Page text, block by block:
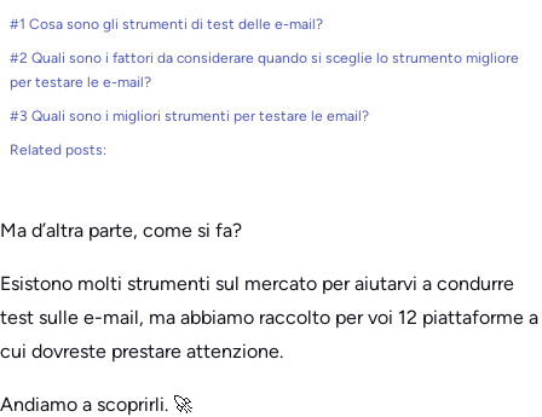
#1 Cosa sono gli strumenti di test delle e-mail?
#2 Quali sono i fattori da considerare quando si sceglie lo strumento migliore
per testare le e-mail?
#3 Quali sono i migliori strumenti per testare le email?
Related posts:
Ma d’altra parte, come si fa?
Esistono molti strumenti sul mercato per aiutarvi a condurre
test sulle e-mail, ma abbiamo raccolto per voi 12 piattaforme a
cui dovreste prestare attenzione.
Andiamo a scoprirli. 🚀